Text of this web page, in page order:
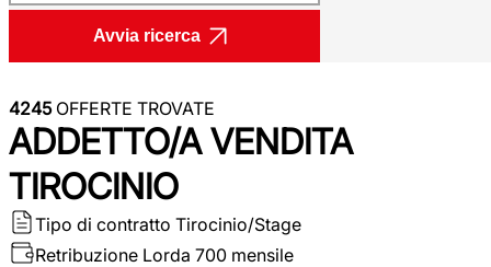
Avvia ricerca
4245OFFERTE TROVATE
ADDETTO/A VENDITA
TIROCINIO
Tipo di contratto Tirocinio/Stage
Retribuzione Lorda 700 mensile